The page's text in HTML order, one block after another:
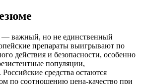
— важный, но не единственный
препараты выигрывают по
действия и безопасности, особенно
популяции,
средства остаются
по соотношению цена-качество при